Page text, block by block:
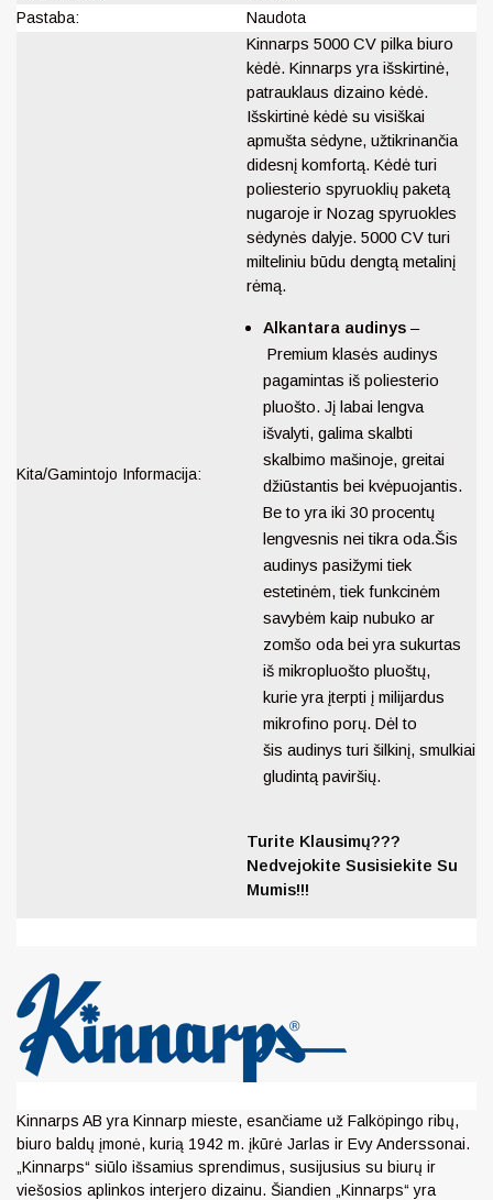
Pastaba:
Naudota
Kita/Gamintojo Informacija:
Kinnarps 5000 CV pilka biuro
kėdė. Kinnarps yra išskirtinė,
patrauklaus dizaino kėdė.
Išskirtinė kėdė su visiškai
apmušta sėdyne, užtikrinančia
didesnį komfortą. Kėdė turi
poliesterio spyruoklių paketą
nugaroje ir Nozag spyruokles
sėdynės dalyje. 5000 CV turi
milteliniu būdu dengtą metalinį
rėmą.
Alkantara audinys –
Premium klasės audinys
pagamintas iš poliesterio
pluošto. Jį labai lengva
išvalyti, galima skalbti
skalbimo mašinoje, greitai
džiūstantis bei kvėpuojantis.
Be to yra iki 30 procentų
lengvesnis nei tikra oda.Šis
audinys pasižymi tiek
estetinėm, tiek funkcinėm
savybėm kaip nubuko ar
zomšo oda bei yra sukurtas
iš mikropluošto pluoštų,
kurieyra įterpti į milijardus
mikrofino porų. Dėl to
šis audinys turi šilkinį, smulkiai
gludintą paviršių.
Turite Klausimų???
Nedvejokite Susisiekite Su
Mumis!!!
Kinnarps AB yra Kinnarp mieste, esančiame už Falköpingo ribų,
biuro baldų įmonė, kurią 1942 m. įkūrė Jarlas ir Evy Anderssonai.
„Kinnarps“ siūlo išsamius sprendimus, susijusius su biurų ir
viešosios aplinkos interjero dizainu. Šiandien „Kinnarps“ yra